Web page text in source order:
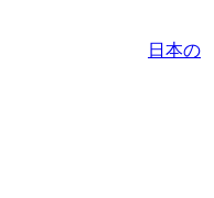
日本の